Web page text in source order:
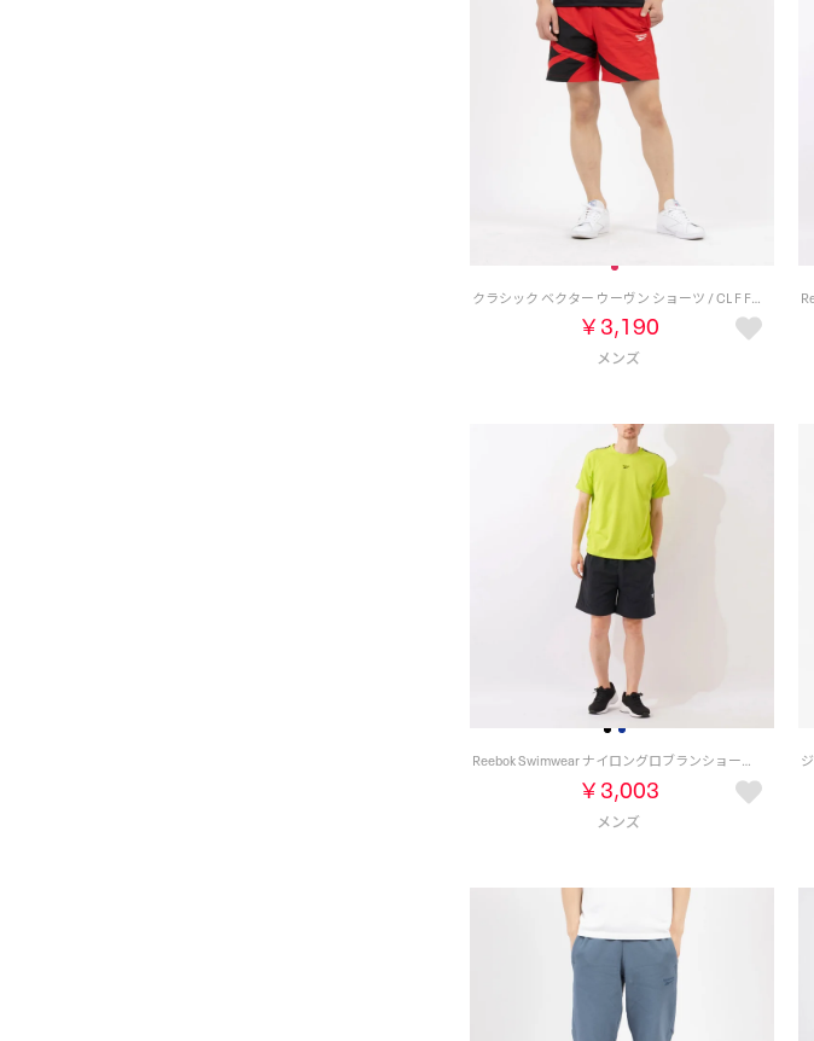
クラシック ベクター ウーヴン ショーツ / CL F FR VECTOR WOVEN SHORT （ベクターレッド）
￥3,190
Reebok Swimwear ナイロングロブランショーツ （ブラック）
￥3,003